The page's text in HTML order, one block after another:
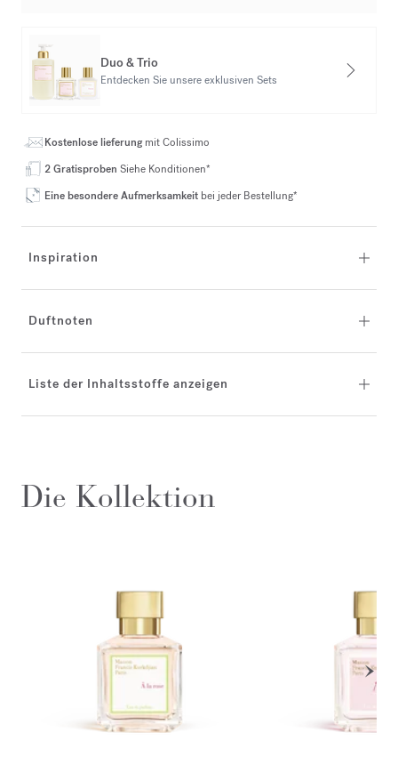
Duo & Trio
Entdecken Sie unsere exklusiven Sets
Kostenlose lieferungmit Colissimo
2 Gratisproben Siehe Konditionen*
Eine besondere Aufmerksamkeit bei jeder Bestellung*
Inspiration
Duftnoten
Liste der Inhaltsstoffe anzeigen
Die Kollektion